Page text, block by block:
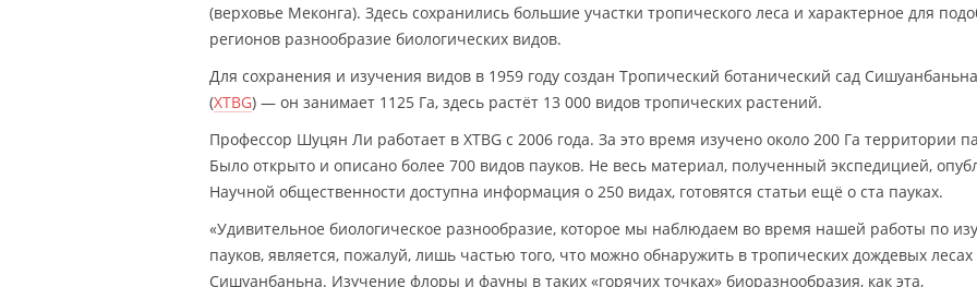
(верховье Меконга). Здесь сохранились большие участки тропического леса и характерное для
регионов разнообразие биологических видов.
Для сохранения и изучения видов в 1959 году создан Тропический ботанический сад Сишуанбаньна
(XTBG) — он занимает 1125 Га, здесь растёт 13 000 видов тропических растений.
Профессор Шуцян Ли работает в XTBG с 2006 года. За это время изучено около 200 Га территории
Было открыто и описано более 700 видов пауков. Не весь материал, полученный экспедицией,
Научной общественности доступна информация о 250 видах, готовятся статьи ещё о ста пауках.
«Удивительное биологическое разнообразие, которое мы наблюдаем во время нашей работы по
пауков, является, пожалуй, лишь частью того, что можно обнаружить в тропических дождевых лесах
Сишуанбаньна. Изучение флоры и фауны в таких «горячих точках» биоразнообразия, как эта,